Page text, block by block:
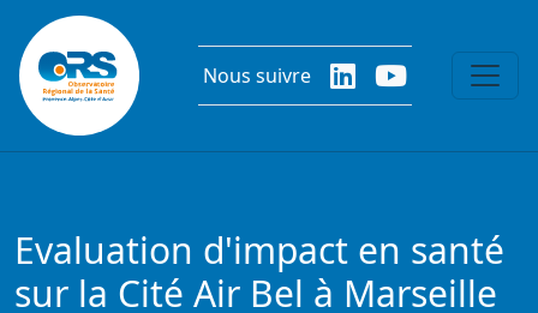
Aller au contenu principal
Nous suivre
Evaluation d'impact en santé
sur la Cité Air Bel à Marseille